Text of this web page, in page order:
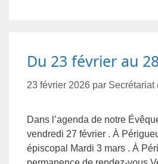
Du 23 février au
23 février 2026 par Secrétariat
Dans l’agenda de notre
vendredi 27 février . À
épiscopal Mardi 3 mars . À